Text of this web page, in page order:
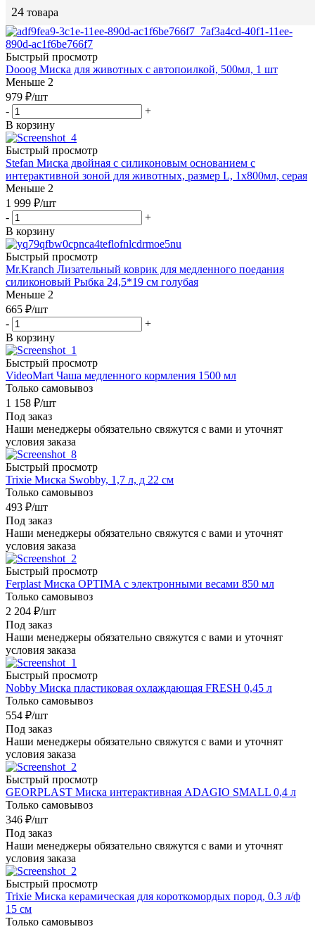
24 товара
Быстрый просмотр
Dooog Миска для животных с автопоилкой, 500мл, 1 шт
Меньше 2
979 ₽/шт
-
+
В корзину
Быстрый просмотр
Stefan Миска двойная с силиконовым основанием с
интерактивной зоной для животных, размер L, 1х800мл, серая
Меньше 2
1 999 ₽/шт
-
+
В корзину
Быстрый просмотр
Mr.Kranch Лизательный коврик для медленного поедания
силиконовый Рыбка 24,5*19 см голубая
Меньше 2
665 ₽/шт
-
+
В корзину
Быстрый просмотр
VideoMart Чаша медленного кормления 1500 мл
Только самовывоз
1 158 ₽/шт
Под заказ
Наши менеджеры обязательно свяжутся с вами и уточнят
условия заказа
Быстрый просмотр
Trixie Миска Swobby, 1,7 л, д 22 см
Только самовывоз
493 ₽/шт
Под заказ
Наши менеджеры обязательно свяжутся с вами и уточнят
условия заказа
Быстрый просмотр
Ferplast Миска OPTIMA с электронными весами 850 мл
Только самовывоз
2 204 ₽/шт
Под заказ
Наши менеджеры обязательно свяжутся с вами и уточнят
условия заказа
Быстрый просмотр
Nobby Миска пластиковая охлаждающая FRESH 0,45 л
Только самовывоз
554 ₽/шт
Под заказ
Наши менеджеры обязательно свяжутся с вами и уточнят
условия заказа
Быстрый просмотр
GEORPLAST Миска интерактивная ADAGIO SMALL 0,4 л
Только самовывоз
346 ₽/шт
Под заказ
Наши менеджеры обязательно свяжутся с вами и уточнят
условия заказа
Быстрый просмотр
Trixie Миска керамическая для короткомордых пород, 0.3 л/ф
15 см
Только самовывоз